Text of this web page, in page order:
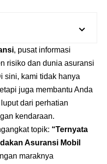
, pusat informasi
risiko dan dunia asuransi
sini, kami tidak hanya
juga membantu Anda
dari perhatian
kendaraan.
topik: “Ternyata
Asuransi Mobil
maraknya